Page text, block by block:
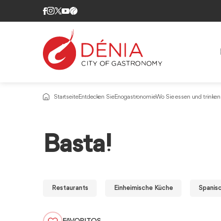
StartseiteEntdecken SieEnogastronomieWo Sie essen und
Basta!
Restaurants Einheimische Küche